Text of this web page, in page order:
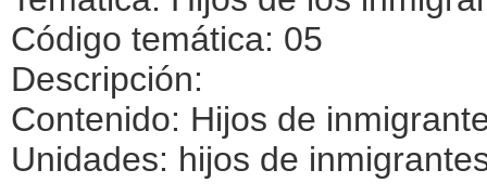
Código temática: 05
Descripción:
Contenido: Hijos de
Unidades: hijos de